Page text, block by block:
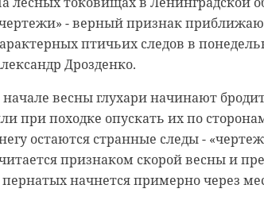
- верный признак
птичьих следов в
Дрозденко.
начале весны глухари начинают
при походке опускать их по
остаются странные следы -
признаком скорой весны и
пернатых начнется примерно через
приставал к детям и предлагал
неприличными делами».
произошел в субботу, 4 марта.
Мурино, Девяткино, Бугры»
спугнули внимательные
мужчина успел скрыться. По
соседнего дома.